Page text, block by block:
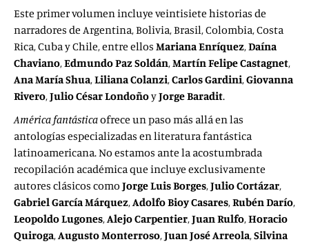
Este primer volumen incluye veintisiete historias de
narradores de Argentina, Bolivia, Brasil, Colombia, Costa
Rica, Cuba y Chile, entre ellos Mariana Enríquez,Daína
Chaviano,Edmundo Paz Soldán,Martín Felipe Castagnet,
Ana María Shua,Liliana Colanzi,Carlos Gardini,Giovanna
Rivero,Julio César LondoñoyJorge Baradit.
América fantásticaofrece un paso más allá en las
antologías especializadas en literatura fantástica
latinoamericana. No estamos ante la acostumbrada
recopilación académica que incluye exclusivamente
autores clásicos como Jorge Luis Borges,Julio Cortázar,
Gabriel García Márquez,Adolfo Bioy Casares,Rubén Darío,
Leopoldo Lugones,Alejo Carpentier,Juan Rulfo,Horacio
Quiroga,Augusto Monterroso,Juan José Arreola,Silvina